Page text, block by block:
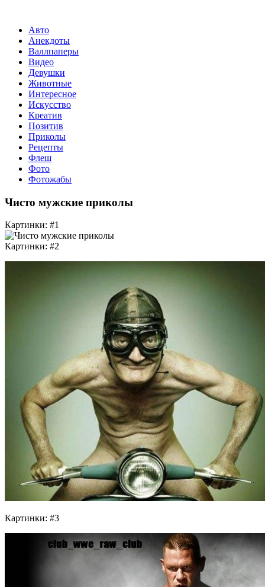
Авто
Анекдоты
Валлпаперы
Видео
Девушки
Животные
Интересное
Искусство
Креатив
Позитив
Приколы
Рецепты
Флеш
Фото
Фотожабы
Чисто мужские приколы
Картинки: #1
Картинки: #2
Картинки: #3